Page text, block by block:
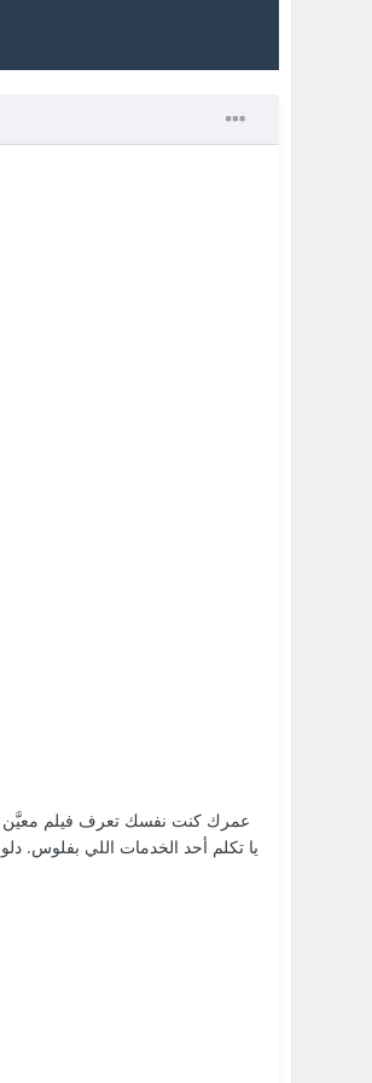
عمرك كنت نفسك تعرف فيلم معيَّن
يا تكلم أحد الخدمات اللي بفلوس.